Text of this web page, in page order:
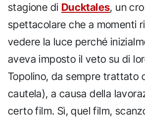
stagione di Ducktales, un
spettacolare che a momenti
vedere la luce perché
aveva imposto il veto su di
Topolino, da sempre trattato
cautela), a causa della
certo film. Sì, quel film,